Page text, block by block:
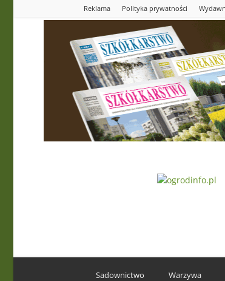
Reklama Polityka prywatności
Sadownictwo Warzywa